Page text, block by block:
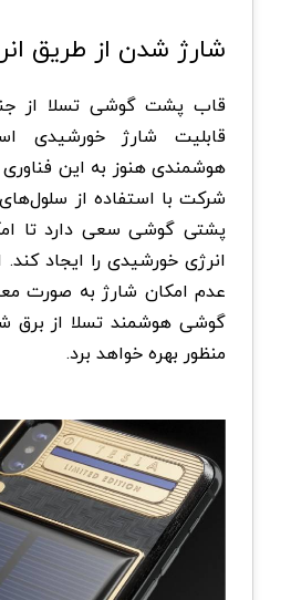
شارژ شدن از طریق
قاب پشت گوشی تسلا از
قابلیت شارژ
هوشمندی هنوز به این
شرکت با استفاده از
پشتی گوشی سعی دارد تا
انرژی خورشیدی را ایجاد کند.
عدم امکان شارژ به صورت
گوشی هوشمند تسلا از برق
منظور بهره خواهد برد.